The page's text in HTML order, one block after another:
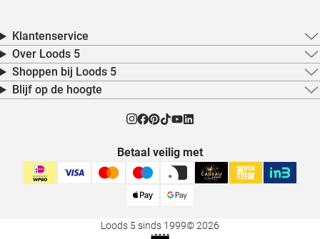
Klantenservice
Over Loods 5
Shoppen bij Loods 5
Blijf op de hoogte
Betaal veilig met
Loods 5 sinds 1999© 2026